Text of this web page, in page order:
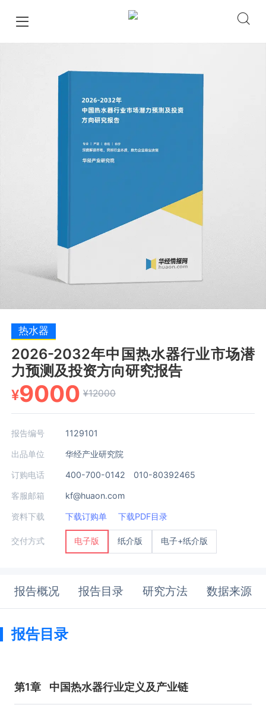
热水器
2026-2032年中国热水器行业市场潜
力预测及投资方向研究报告
¥9000 ¥12000
报告编号 1129101
出品单位 华经产业研究院
订购电话 400-700-0142 010-80392465
客服邮箱 kf@huaon.com
资料下载 下载订购单 下载PDF目录
交付方式 电子版 纸介版 电子+纸介版
报告概况 报告目录 研究方法 数据来源
报告目录
第1章 中国热水器行业定义及产业链